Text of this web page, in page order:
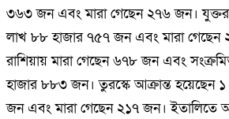
৩৬৩ জন এবং মারা গেছেন ২৭৬ জন।
লাখ ৮৮ হাজার ৭৫৭ জন এবং মারা গেছেন
রাশিয়ায় মারা গেছেন ৬৭৮ জন এবং
হাজার ৮৮৩ জন। তুরস্কে আক্রান্ত হয়েছেন
জন এবং মারা গেছেন ২১৭ জন। ইতালিতে